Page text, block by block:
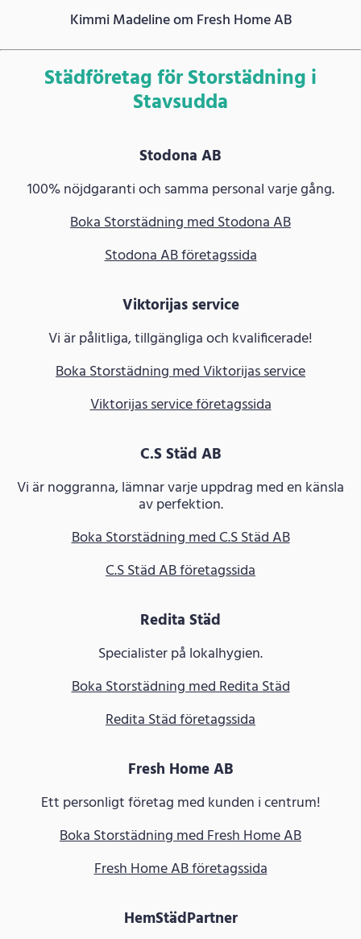
Kimmi Madeline om Fresh Home AB
Städföretag för Storstädning i
Stavsudda
Stodona AB
100% nöjdgaranti och samma personal varje gång.
Boka Storstädning med Stodona AB
Stodona AB företagssida
Viktorijas service
Vi är pålitliga, tillgängliga och kvalificerade!
Boka Storstädning med Viktorijas service
Viktorijas service företagssida
C.S Städ AB
Vi är noggranna, lämnar varje uppdrag med en känsla
av perfektion.
Boka Storstädning med C.S Städ AB
C.S Städ AB företagssida
Redita Städ
Specialister på lokalhygien.
Boka Storstädning med Redita Städ
Redita Städ företagssida
Fresh Home AB
Ett personligt företag med kunden i centrum!
Boka Storstädning med Fresh Home AB
Fresh Home AB företagssida
HemStädPartner